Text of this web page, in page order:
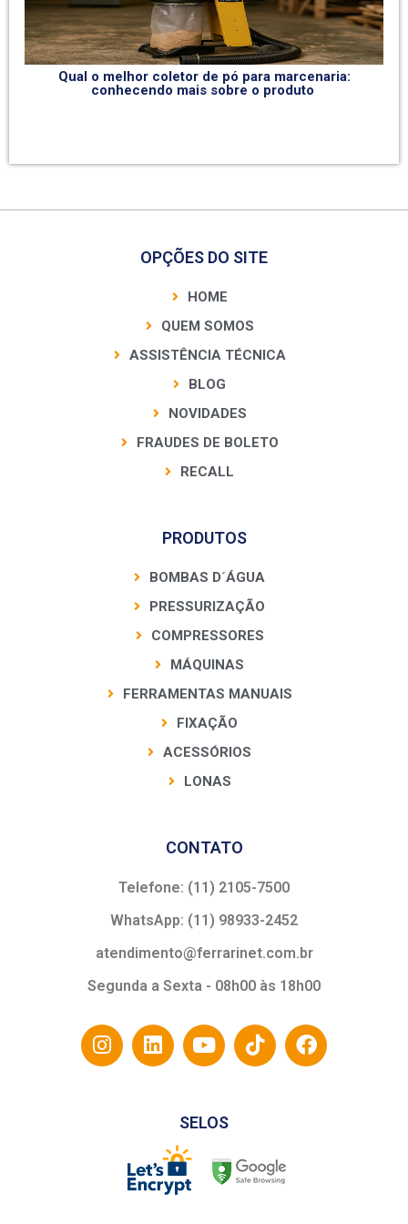
Qual o melhor coletor de pó para marcenaria:
conhecendo mais sobre o produto
OPÇÕES DO SITE
HOME
QUEM SOMOS
ASSISTÊNCIA TÉCNICA
BLOG
NOVIDADES
FRAUDES DE BOLETO
RECALL
PRODUTOS
BOMBAS D´ÁGUA
PRESSURIZAÇÃO
COMPRESSORES
MÁQUINAS
FERRAMENTAS MANUAIS
FIXAÇÃO
ACESSÓRIOS
LONAS
CONTATO
Telefone: (11) 2105-7500
WhatsApp: (11) 98933-2452
atendimento@ferrarinet.com.br
Segunda a Sexta - 08h00 às 18h00
SELOS